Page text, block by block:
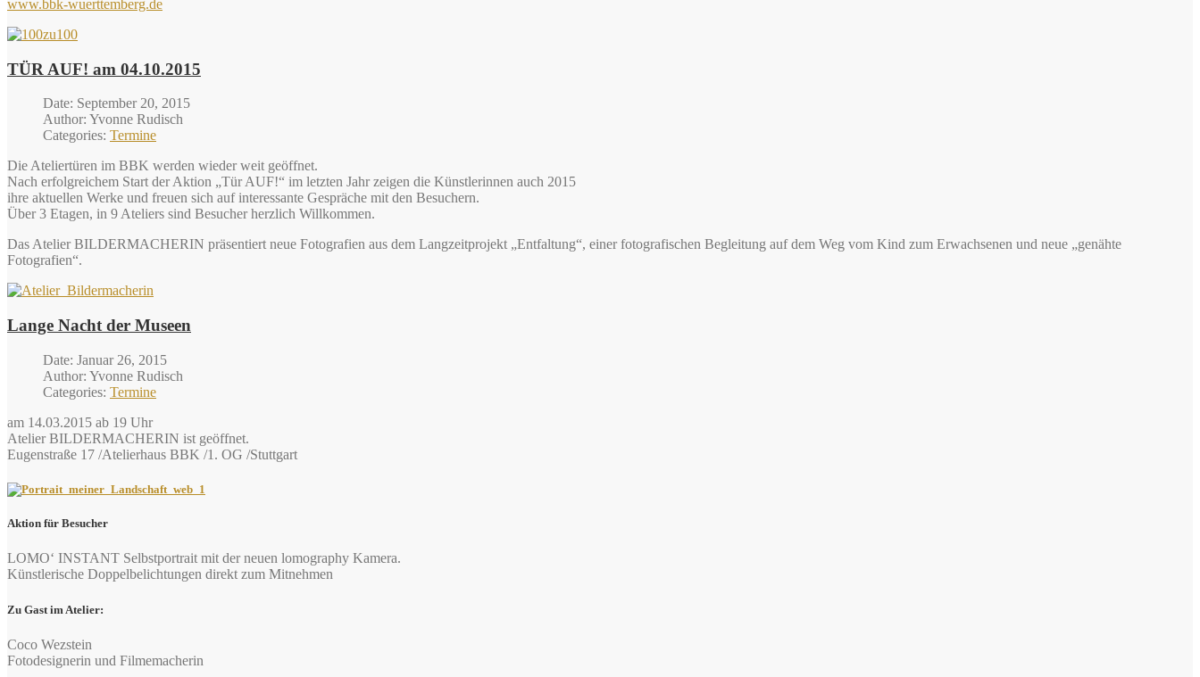
www.bbk-wuerttemberg.de
TÜR AUF! am 04.10.2015
Date: September 20, 2015
Author: Yvonne Rudisch
Categories: Termine
Die Ateliertüren im BBK werden wieder weit geöffnet.
Nach erfolgreichem Start der Aktion „Tür AUF!“ im letzten Jahr zeigen die Künstlerinnen auch 2015
ihre aktuellen Werke und freuen sich auf interessante Gespräche mit den Besuchern.
Über 3 Etagen, in 9 Ateliers sind Besucher herzlich Willkommen.
Das Atelier BILDERMACHERIN präsentiert neue Fotografien aus dem Langzeitprojekt „Entfaltung“, einer fotografischen Begleitung auf dem Weg vom Kind zum Erwachsenen und neue „genähte
Fotografien“.
Lange Nacht der Museen
Date: Januar 26, 2015
Author: Yvonne Rudisch
Categories: Termine
am 14.03.2015 ab 19 Uhr
Atelier BILDERMACHERIN ist geöffnet.
Eugenstraße 17 /Atelierhaus BBK /1. OG /Stuttgart
Aktion für Besucher
LOMO‘ INSTANT Selbstportrait mit der neuen lomography Kamera.
Künstlerische Doppelbelichtungen direkt zum Mitnehmen
Zu Gast im Atelier:
Coco Wezstein
Fotodesignerin und Filmemacherin